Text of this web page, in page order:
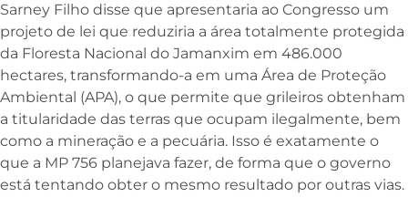
Sarney Filho disse que apresentaria ao Congresso um
projeto de lei que reduziria a área totalmente protegida
da Floresta Nacional do Jamanxim em 486.000
hectares, transformando-a em uma Área de Proteção
Ambiental (APA), o que permite que grileiros obtenham
a titularidade das terras que ocupam ilegalmente, bem
como a mineração e a pecuária. Isso é exatamente o
que a MP 756 planejava fazer, de forma que o governo
está tentando obter o mesmo resultado por outras vias.